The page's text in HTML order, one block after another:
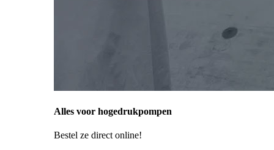
Alles voor hogedrukpompen
Bestel ze direct online!